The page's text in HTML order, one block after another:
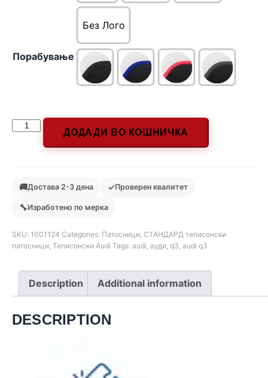
Без Лого
Порабување
ДОДАДИ ВО КОШНИЧКА
🚚Достава 2-3 дена ✓Проверен квалитет
🔧Изработено по мерка
SKU: 1001124 Categories: Патосници, СТАНДАРД теписонски
патосници, Теписонски Audi Tags: audi, ауди, q3, audi q3
Description Additional information
DESCRIPTION